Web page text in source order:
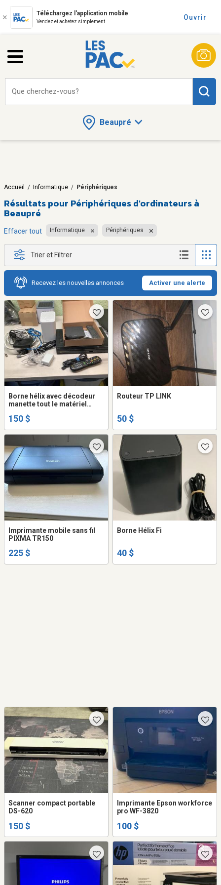
Téléchargez l'application mobile
Vendez et achetez simplement
Ouvrir
Beaupré
Que cherchez-vous?
Accueil / Informatique / Périphériques
Résultats pour Périphériques d'ordinateurs à
Beaupré
Effacer tout Informatique Périphériques
Trier et Filtrer
Recevez les nouvelles annonces Activer une alerte
Borne hélix avec décodeur
manette tout le matériel
presque 600.00$ état neuf
150 $
Routeur TP LINK
50 $
Imprimante mobile sans fil
PIXMA TR150
225 $
Borne Hélix Fi
40 $
Scanner compact portable
DS-620
150 $
Imprimante Epson workforce
pro WF-3820
100 $